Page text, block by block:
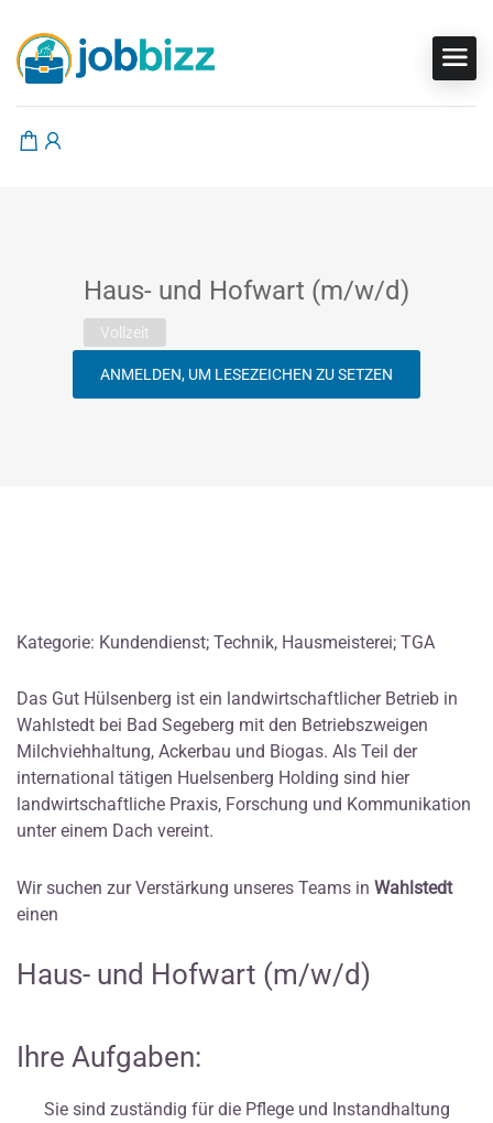
Haus- und Hofwart (m/w/d)
Vollzeit
ANMELDEN, UM LESEZEICHEN ZU SETZEN
Kategorie: Kundendienst; Technik, Hausmeisterei; TGA
Das Gut Hülsenberg ist ein landwirtschaftlicher Betrieb in
Wahlstedt bei Bad Segeberg mit den Betriebszweigen
Milchviehhaltung, Ackerbau und Biogas. Als Teil der
international tätigen Huelsenberg Holding sind hier
landwirtschaftliche Praxis, Forschung und Kommunikation
unter einem Dach vereint.
Wir suchen zur Verstärkung unseres Teams in Wahlstedt
einen
Haus- und Hofwart (m/w/d)
Ihre Aufgaben:
Sie sind zuständig für die Pflege und Instandhaltung